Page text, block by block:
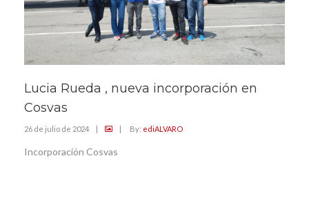
Lucia Rueda , nueva incorporación en
Cosvas
26 de julio de 2024 | | By: ediALVARO
Incorporación Cosvas